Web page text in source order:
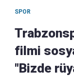
SPOR
filmi
"Bizde